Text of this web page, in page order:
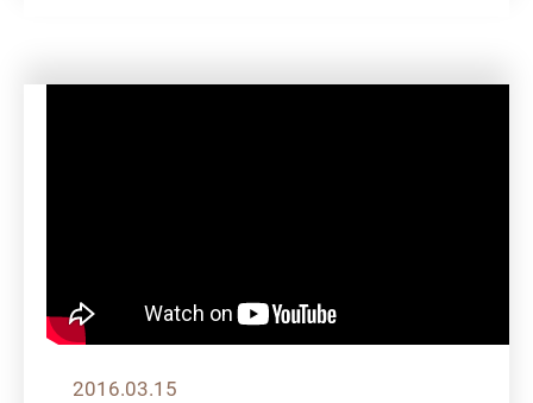
2016.03.15